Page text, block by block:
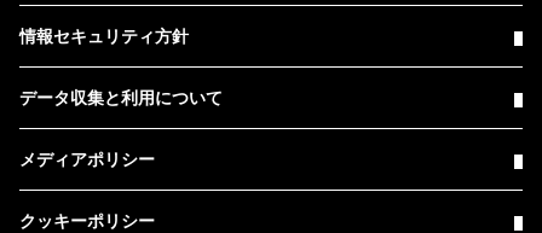
情報セキュリティ方針
データ収集と利用について
メディアポリシー
クッキーポリシー